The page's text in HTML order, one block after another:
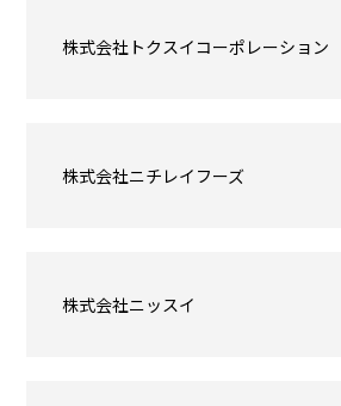
株式会社トクスイコーポレーション
株式会社ニチレイフーズ
株式会社ニッスイ